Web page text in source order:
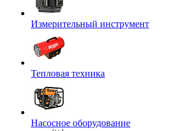
Измерительный инструмент
Тепловая техника
Насосное оборудование